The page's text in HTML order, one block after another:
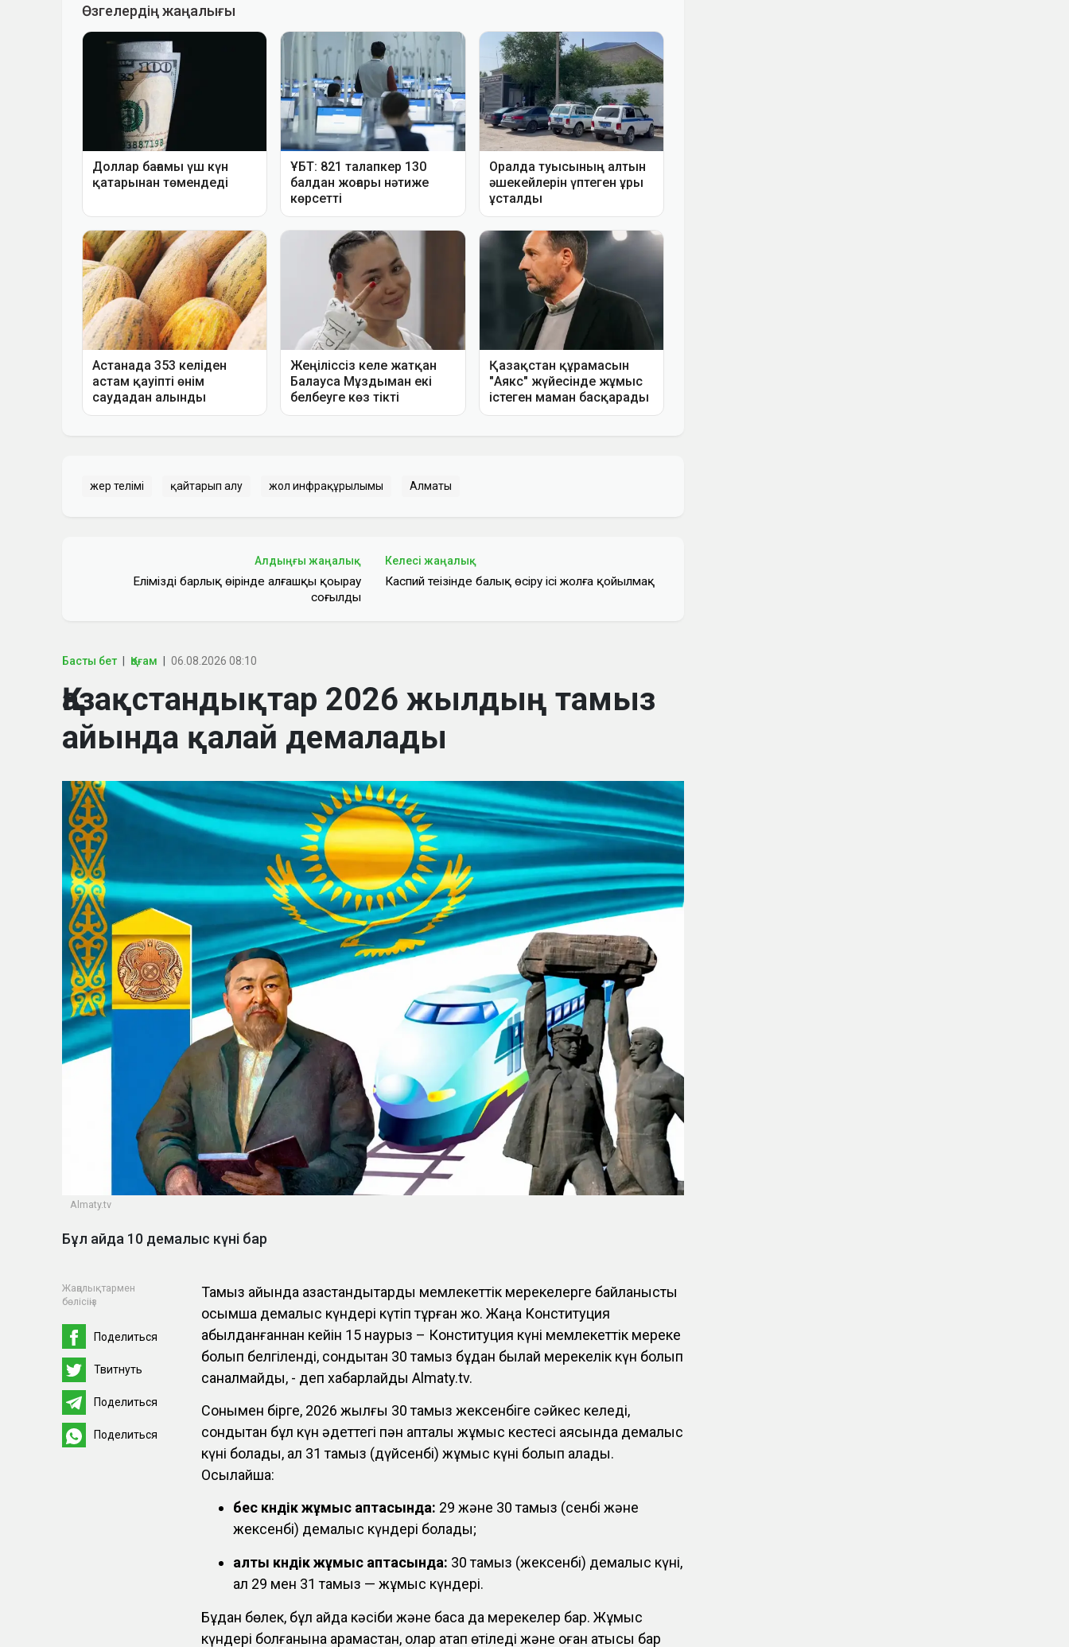
жер телімі қайтарып алу жол инфрақұрылымы Алматы
Алдыңғы жаңалық
Еліміздің барлық өңірінде алғашқы қоңырау
соғылды
Келесі жаңалық
Каспий теңізінде балық өсіру ісі жолға қойылмақ
Басты бет Қоғам 06.08.2026 08:10
Қазақстандықтар 2026 жылдың тамыз
айында қалай демалады
Almaty.tv
Бұл айда 10 демалыс күні бар
Жаңалықтармен
бөлісіңіз
Поделиться
Твитнуть
Поделиться
Поделиться
Тамыз айында қазақстандықтарды мемлекеттік мерекелерге байланысты
қосымша демалыс күндері күтіп тұрған жоқ. Жаңа Конституция
қабылданғаннан кейін 15 наурыз – Конституция күні мемлекеттік мереке
болып белгіленді, сондықтан 30 тамыз бұдан былай мерекелік күн болып
саналмайды, - деп хабарлайды Almaty.tv.
Сонымен бірге, 2026 жылғы 30 тамыз жексенбіге сәйкес келеді,
сондықтан бұл күн әдеттегі пән апталық жұмыс кестесі аясында демалыс
күні болады, ал 31 тамыз (дүйсенбі) жұмыс күні болып қалады.
Осылайша:
бес күндік жұмыс аптасында: 29 және 30 тамыз (сенбі және
жексенбі) демалыс күндері болады;
алты күндік жұмыс аптасында: 30 тамыз (жексенбі) демалыс күні,
ал 29 мен 31 тамыз — жұмыс күндері.
Бұдан бөлек, бұл айда кәсіби және басқа да мерекелер бар. Жұмыс
күндері болғанына қарамастан, олар атап өтіледі және оған қатысы бар